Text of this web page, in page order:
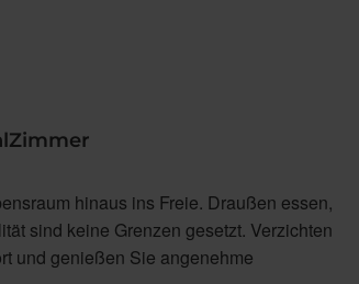
hinaus ins Freie. Draußen essen,
sind keine Grenzen gesetzt. Verzichten
und genießen Sie angenehme